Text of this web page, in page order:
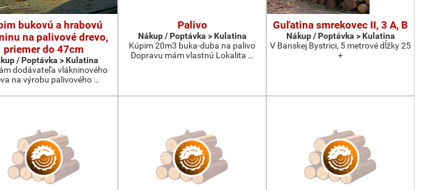
bukovú a hrabovú
na palivové drevo,
priemer do 47cm
/ Poptávka > Kulatina
dodávateľa vlákninového
na výrobu palivového …
Palivo
Nákup / Poptávka > Kulatina
Kúpim 20m3 buka-duba na palivo
Dopravu mám vlastnú Lokalita …
Guľatina smrekovec II, 3 A, B
Nákup / Poptávka > Kulatina
V Banskej Bystrici, 5 metrové dĺžky 25
+